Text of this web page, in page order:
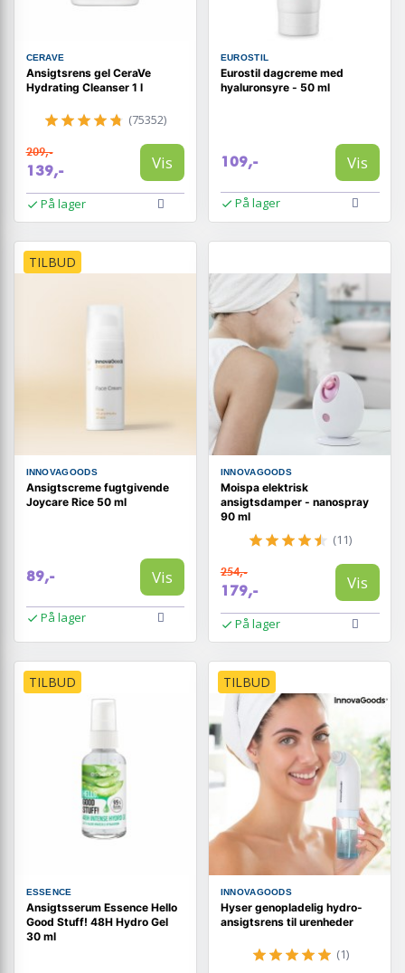
CERAVE
Ansigtsrens gel CeraVe
Hydrating Cleanser 1 l
(75352)
209,-
139,- Vis
På lager
EUROSTIL
Eurostil dagcreme med
hyaluronsyre - 50 ml
109,- Vis
På lager
TILBUD
INNOVAGOODS
Ansigtscreme fugtgivende
Joycare Rice 50 ml
89,- Vis
På lager
INNOVAGOODS
Moispa elektrisk
ansigtsdamper - nanospray
90 ml
(11)
254,-
179,- Vis
På lager
TILBUD
ESSENCE
Ansigtsserum Essence Hello
Good Stuff! 48H Hydro Gel
30 ml
TILBUD
INNOVAGOODS
Hyser genopladelig hydro-
ansigtsrens til urenheder
(1)